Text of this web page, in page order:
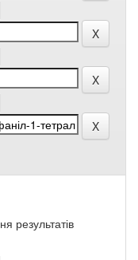
результатів